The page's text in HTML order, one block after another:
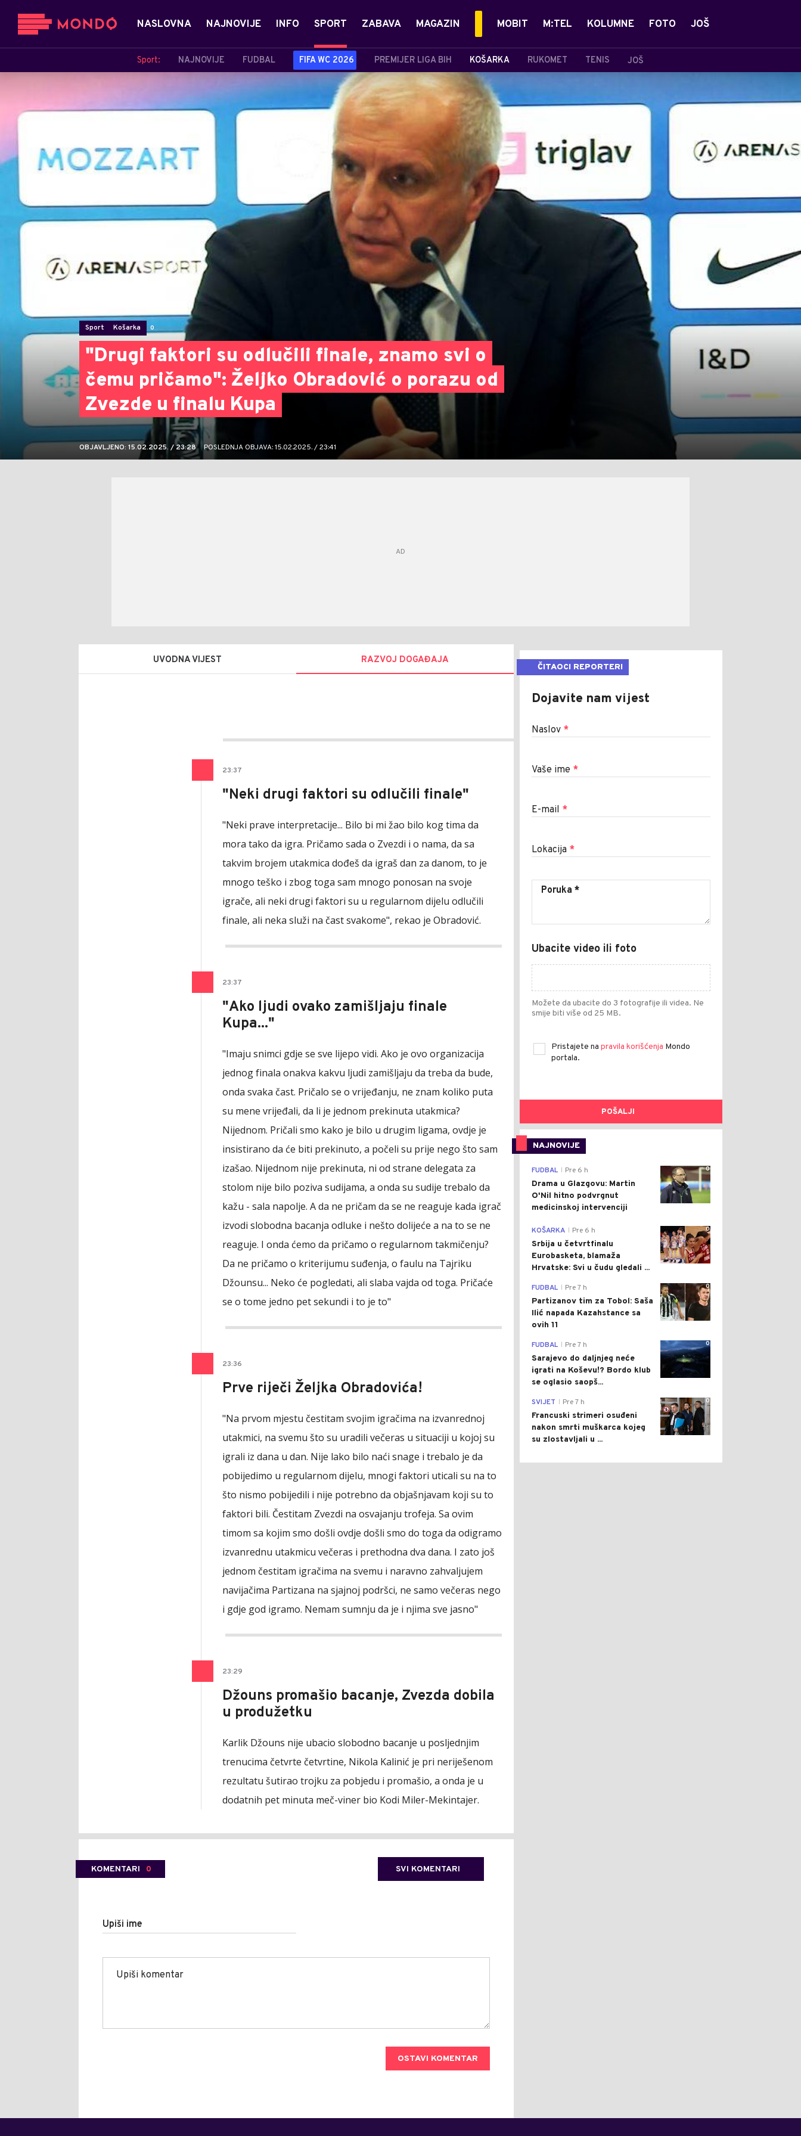
NASLOVNA NAJNOVIJE INFO SPORT
Sport: NAJNOVIJE FUDBAL FIFA WC 2026 PREMIJER LIGA BIH KOŠARKA RUKOMET TENIS JOŠ
ZABAVA MAGAZIN MOBIT M:TEL KOLUMNE FOTO JOŠ
Sport Košarka 0
"Drugi faktori su odlučili finale, znamo svi o
čemu pričamo": Željko Obradović o porazu od
Zvezde u finalu Kupa
OBJAVLJENO: 15.02.2025. / 23:28 POSLEDNJA OBJAVA: 15.02.2025. / 23:41
UVODNA VIJEST RAZVOJ DOGAĐAJA
23:37
"Neki drugi faktori su odlučili finale"
"Neki prave interpretacije... Bilo bi mi žao bilo kog tima da
mora tako da igra. Pričamo sada o Zvezdi i o nama, da sa
takvim brojem utakmica dođeš da igraš dan za danom, to je
mnogo teško i zbog toga sam mnogo ponosan na svoje
igrače, ali neki drugi faktori su u regularnom dijelu odlučili
finale, ali neka služi na čast svakome", rekao je Obradović.
23:37
"Ako ljudi ovako zamišljaju finale
Kupa..."
"Imaju snimci gdje se sve lijepo vidi. Ako je ovo organizacija
jednog finala onakva kakvu ljudi zamišljaju da treba da bude,
onda svaka čast. Pričalo se o vrijeđanju, ne znam koliko puta
su mene vrijeđali, da li je jednom prekinuta utakmica?
Nijednom. Pričali smo kako je bilo u drugim ligama, ovdje je
insistirano da će biti prekinuto, a počeli su prije nego što sam
izašao. Nijednom nije prekinuta, ni od strane delegata za
stolom nije bilo poziva sudijama, a onda su sudije trebalo da
kažu - sala napolje. A da ne pričam da se ne reaguje kada igrač
izvodi slobodna bacanja odluke i nešto dolijeće a na to se ne
reaguje. I onda ćemo da pričamo o regularnom takmičenju?
Da ne pričamo o kriterijumu suđenja, o faulu na Tajriku
Džounsu... Neko će pogledati, ali slaba vajda od toga. Pričaće
se o tome jedno pet sekundi i to je to"
23:36
Prve riječi Željka Obradovića!
"Na prvom mjestu čestitam svojim igračima na izvanrednoj
utakmici, na svemu što su uradili večeras u situaciji u kojoj su
igrali iz dana u dan. Nije lako bilo naći snage i trebalo je da
pobijedimo u regularnom dijelu, mnogi faktori uticali su na to
što nismo pobijedili i nije potrebno da objašnjavam koji su to
faktori bili. Čestitam Zvezdi na osvajanju trofeja. Sa ovim
timom sa kojim smo došli ovdje došli smo do toga da odigramo
izvanrednu utakmicu večeras i prethodna dva dana. I zato još
jednom čestitam igračima na svemu i naravno zahvaljujem
navijačima Partizana na sjajnoj podršci, ne samo večeras nego
i gdje god igramo. Nemam sumnju da je i njima sve jasno"
23:29
Džouns promašio bacanje, Zvezda dobila
u produžetku
Karlik Džouns nije ubacio slobodno bacanje u posljednjim
trenucima četvrte četvrtine, Nikola Kalinić je pri neriješenom
rezultatu šutirao trojku za pobjedu i promašio, a onda je u
dodatnih pet minuta meč-viner bio Kodi Miler-Mekintajer.
KOMENTARI 0 SVI KOMENTARI
Upiši ime
OSTAVI KOMENTAR
ČITAOCI REPORTERI
Dojavite nam vijest
Naslov *
Vaše ime *
E-mail *
Lokacija *
Ubacite video ili foto
Možete da ubacite do 3 fotografije ili videa. Ne
smije biti više od 25 MB.
Pristajete na pravila korišćenja Mondo
portala.
POŠALJI
NAJNOVIJE
0
FUDBAL Pre 6 h
Drama u Glazgovu: Martin
O'Nil hitno podvrgnut
medicinskoj intervenciji
0
KOŠARKA Pre 6 h
Srbija u četvrtfinalu
Eurobasketa, blamaža
Hrvatske: Svi u čudu gledali ...
0
FUDBAL Pre 7 h
Partizanov tim za Tobol: Saša
Ilić napada Kazahstance sa
ovih 11
0
FUDBAL Pre 7 h
Sarajevo do daljnjeg neće
igrati na Koševu!? Bordo klub
se oglasio saopš...
0
SVIJET Pre 7 h
Francuski strimeri osuđeni
nakon smrti muškarca kojeg
su zlostavljali u ...